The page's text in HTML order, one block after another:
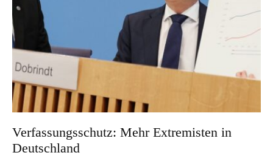
Verfassungsschutz: Mehr Extremisten in
Deutschland